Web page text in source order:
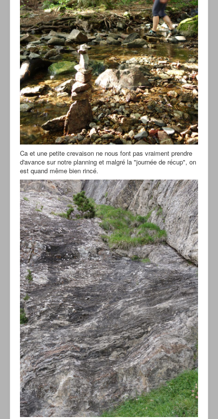
Ca et une petite crevaison ne nous font pas vraiment prendre
d'avance sur notre planning et malgré la "journée de récup", on
est quand même bien rincé.